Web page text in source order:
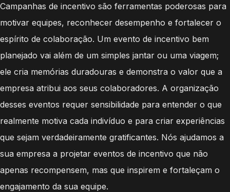
Campanhas de incentivo são ferramentas poderosas para
motivar equipes, reconhecer desempenho e fortalecer o
espírito de colaboração. Um evento de incentivo bem
planejado vai além de um simples jantar ou uma viagem;
ele cria memórias duradouras e demonstra o valor que a
empresa atribui aos seus colaboradores. A organização
desses eventos requer sensibilidade para entender o que
realmente motiva cada indivíduo e para criar experiências
que sejam verdadeiramente gratificantes. Nós ajudamos a
sua empresa a projetar eventos de incentivo que não
apenas recompensem, mas que inspirem e fortaleçam o
engajamento da sua equipe.